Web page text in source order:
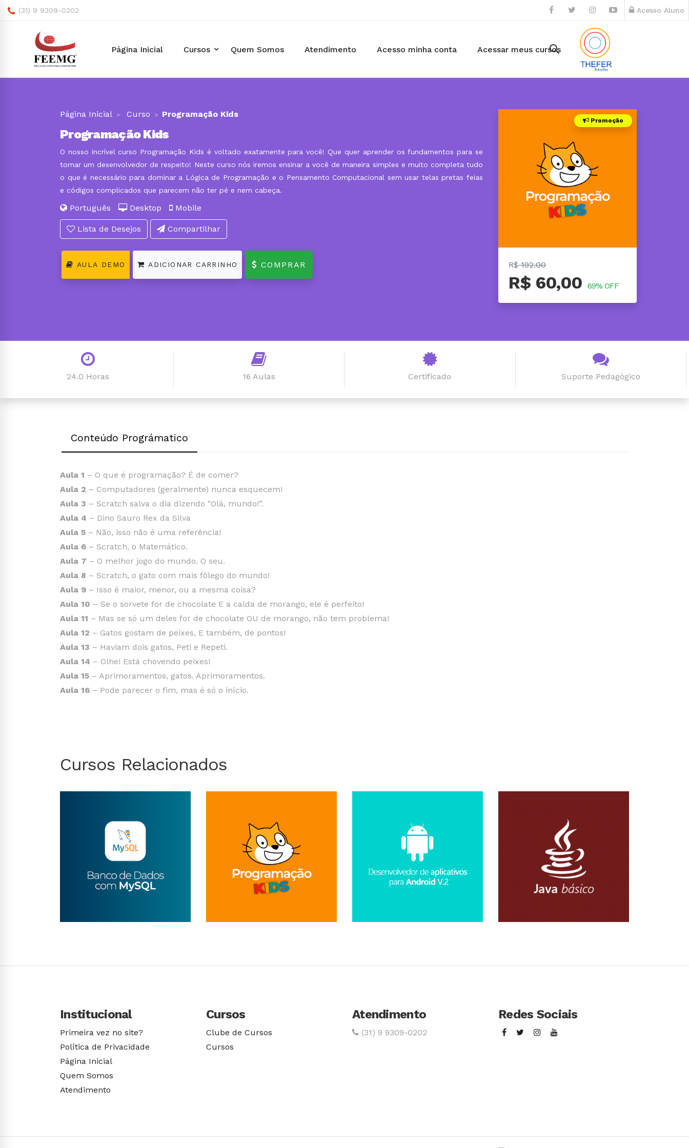
(31) 9 9309-0202 Acesso Aluno
Página Inicial Cursos Quem Somos Atendimento Acesso minha conta Acessar meus cursos
Página Inicial Curso Programação Kids
Programação Kids
O nosso incrível curso Programação Kids é voltado exatamente para você! Que quer aprender os fundamentos para se
tornar um desenvolvedor de respeito! Neste curso nós iremos ensinar a você de maneira simples e muito completa tudo
o que é necessário para dominar a Lógica de Programação e o Pensamento Computacional sem usar telas pretas feias
e códigos complicados que parecem não ter pé e nem cabeça.
Português Desktop Mobile
Lista de Desejos Compartilhar
AULA DEMO ADICIONAR CARRINHO COMPRAR
Promoção
R$192.00
R$ 60,00 69% OFF
24.0 Horas 16 Aulas Certificado Suporte Pedagógico
Conteúdo Prográmatico
Aula 1 – O que é programação? É de comer?
Aula 2 – Computadores (geralmente) nunca esquecem!
Aula 3 – Scratch salva o dia dizendo "Olá, mundo!”.
Aula 4 – Dino Sauro Rex da Silva
Aula 5 – Não, isso não é uma referência!
Aula 6 – Scratch, o Matemático.
Aula 7 – O melhor jogo do mundo. O seu.
Aula 8 – Scratch, o gato com mais fôlego do mundo!
Aula 9 – Isso é maior, menor, ou a mesma coisa?
Aula 10 – Se o sorvete for de chocolate E a calda de morango, ele é perfeito!
Aula 11 – Mas se só um deles for de chocolate OU de morango, não tem problema!
Aula 12 – Gatos gostam de peixes, E também, de pontos!
Aula 13 – Haviam dois gatos, Peti e Repeti.
Aula 14 – Olhe! Está chovendo peixes!
Aula 15 – Aprimoramentos, gatos. Aprimoramentos.
Aula 16 – Pode parecer o fim, mas é só o início.
Cursos Relacionados
Institucional
Primeira vez no site?
Política de Privacidade
Página Inicial
Quem Somos
Atendimento
Cursos
Clube de Cursos
Cursos
Atendimento
(31) 9 9309-0202
Redes Sociais